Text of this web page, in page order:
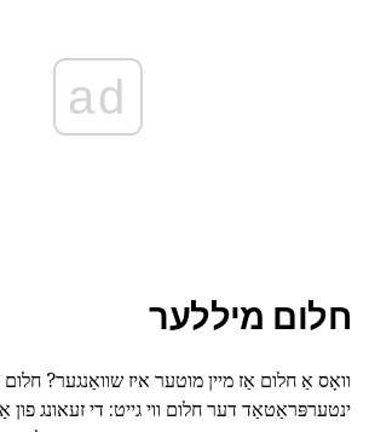
ad
חלום מיללער
וואָס אַ חלום אַז מיין מוטער איז שוואַנגער?
ינטערפּראַטאַד דער חלום ווי גייט: די זעאונג